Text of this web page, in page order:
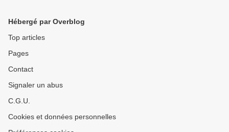
Hébergé par Overblog
Top articles
Pages
Contact
Signaler un abus
C.G.U.
Cookies et données personnelles